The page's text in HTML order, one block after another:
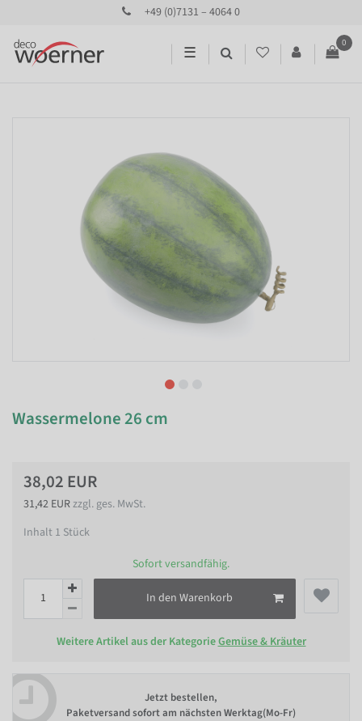
+49 (0)7131 – 4064 0
☰
0
Wassermelone 26 cm
38,02 EUR
31,42 EURzzgl. ges. MwSt.
Inhalt 1 Stück
Sofort versandfähig.
In den Warenkorb
Weitere Artikel aus der KategorieGemüse & Kräuter
Jetzt bestellen,
Paketversand sofort am nächsten Werktag(Mo-Fr)